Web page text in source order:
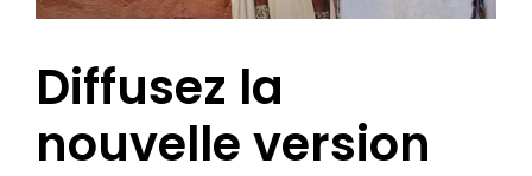
Diffusez la
nouvelle version